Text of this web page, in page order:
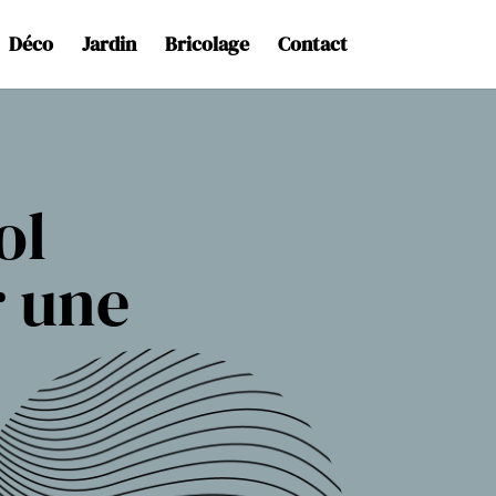
Déco Jardin Bricolage Contact